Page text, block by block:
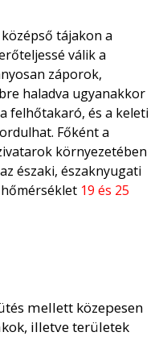
tájakon a
válik a
záporok,
haladva ugyanakkor
felhőtakaró, és a keleti
Főként a
környezetében
északi, északnyugati
19 és 25
mellett közepesen
illetve területek